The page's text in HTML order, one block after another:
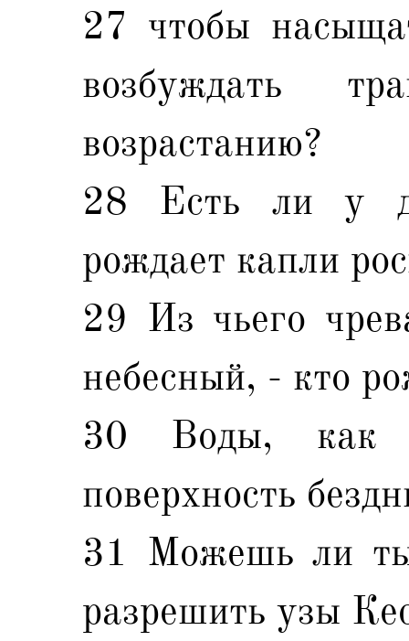
27 чтобы
возбуждать
возрастанию?
28 Есть ли у
рождает капли
29 Из чьего
небесный, - кто
30 Воды, как
поверхность
31 Можешь ли
разрешить узы